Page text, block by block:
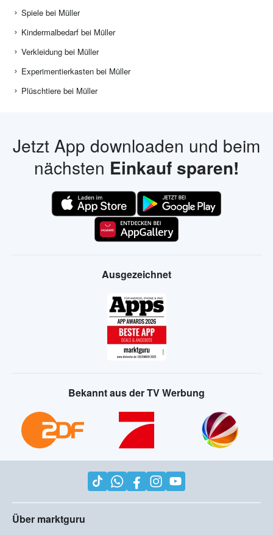
Spiele bei Müller
Kindermalbedarf bei Müller
Verkleidung bei Müller
Experimentierkasten bei Müller
Plüschtiere bei Müller
Jetzt App downloaden und beim
nächsten Einkauf sparen!
Ausgezeichnet
Bekannt aus der TV Werbung
Über marktguru